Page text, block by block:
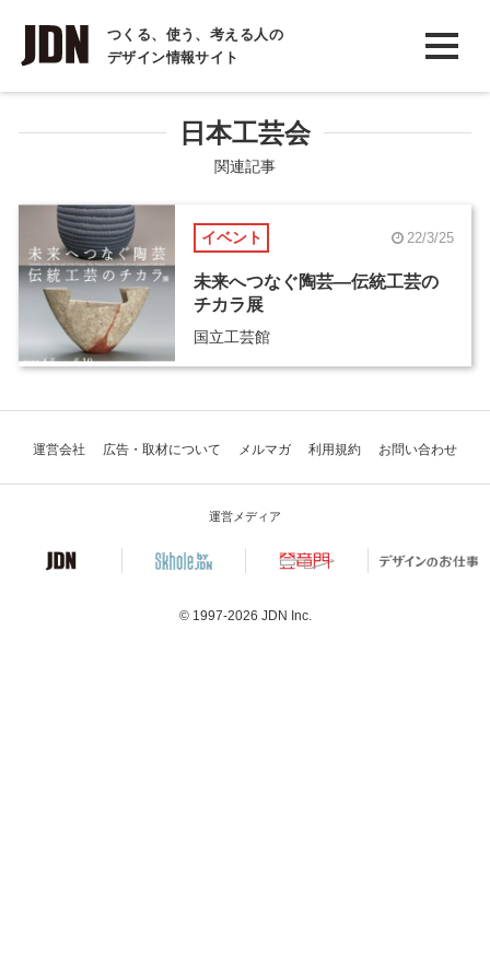
つくる、使う、考える人の
デザイン情報サイト
INTERVIEW
インタビュー
COLUMN
コラム
日本工芸会
関連記事
イベント 22/3/25
未来へつなぐ陶芸―伝統工芸の
チカラ展
国立工芸館
運営会社 広告・取材について メルマガ 利用規約 お問い合わせ
運営メディア
© 1997-2026 JDN Inc.